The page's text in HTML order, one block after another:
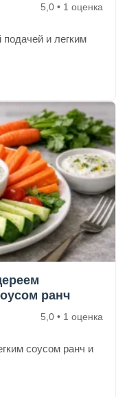
5,0 • 1 оценка
и легким
ранч
5,0 • 1 оценка
соусом ранч и